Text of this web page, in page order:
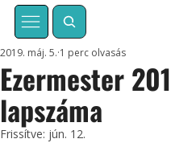
Ezermester
lapszáma
2019. máj. 5. 1 perc olvasás
Frissítve: jún. 12.